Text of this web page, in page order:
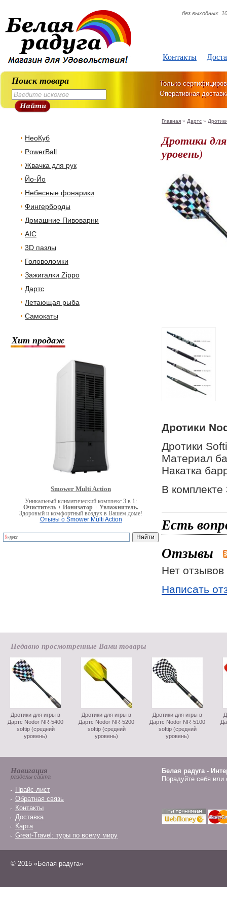
Контакты
без выходных.
Поиск товара
Только
Оперативная
НеоКуб
PowerBall
Жвачка для рук
Йо-Йо
Небесные фонарики
Фингерборды
Домашние Пивоварни
AIC
3D пазлы
Головоломки
Зажигалки Zippo
Дартс
Летающая рыба
Самокаты
Хит продаж
Smower Multi Action
Уникальный климатический комплекс 3 в 1:
Очиститель + Ионизатор + Увлажнитель.
Здоровый и комфортный воздух в Вашем доме!
Отывы о Smower Multi Action
Главная » Дартс »
Дротики
уровень)
Дротики
Дротики
Материал
Накатка
В комплекте
Есть
Отзывы
Нет отзывов
Написать
Недавно просмотренные Вами товары
Дротики для игры в
Дартс Nodor NR-5400
softip (средний
уровень)
Дротики для игры в
Дартс Nodor NR-5200
softip (средний
уровень)
Дротики для игры в
Дартс Nodor NR-5100
softip (средний
уровень)
Навигация
разделы сайта
Прайс-лист
Обратная связь
Контакты
Доставка
Карта
Great-Travel: туры по всему миру
Белая радуга -
Порадуйте себя
© 2015 «Белая радуга»